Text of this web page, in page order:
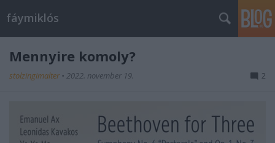
fáymiklós
Mennyire komoly?
stolzingimalter • 2022. november 19. 2